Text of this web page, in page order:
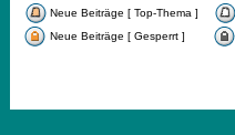
Neue Beiträge [ Top-Thema ]
Neue Beiträge [ Gesperrt ]